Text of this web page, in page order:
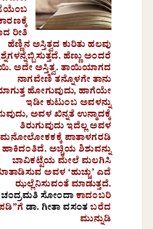
ರೀತಿ
ಹೆಣ್ಣಿನ ಅಸ್ತಿತ್ವದ ಕುರಿತು ಹಲವು
ಹೆಣ್ಣು ಅಂದರೆ
ಅದೇ ಅಸ್ತಿತ್ವ. ತಾಯಿಯಾಗದ
ನಾಗವೇಣಿ ತನ್ನೊಳಗೇ ತಾನು
ಹೋಗುವುದು, ಹಾಗೆಯೇ
ಇಡೀ ಕುಟುಂಬ ಅವಳನ್ನು
ಅವಳ ಖಿನ್ನತೆ ಉನ್ಮಾದಕ್ಕೆ
ತಿರುಗುವುದು ಇದೆಲ್ಲ ಅವಳ
ಮನೋಲೋಕಕಕ್ಕೆ ಪಾತಾಳಗರಡಿ
ಹಾಕಿದಂತಿದೆ. ಅಚ್ಚಿಯ ಶಿಶುವನ್ನು
ಬಾವಿಕಟ್ಟೆಯ ಮೇಲೆ ಮಲಗಿಸಿ
ಅವಳ ‘ಹುಚ್ಚು’ ಎದೆ
ಝಲ್ಲೆನಿಸುವಂತೆ ಮಾಡುತ್ತದೆ.
ಚಂದ್ರಮತಿ ಸೋಂದಾ ಕಾದಂಬರಿ
ಡಾ. ಗೀತಾ ವಸಂತಬರೆದ
ಮುನ್ನುಡಿ